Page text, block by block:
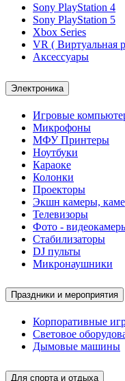
Sony PlayStation 4
Sony PlayStation 5
Xbox Series
VR ( Виртуальная
Аксессуары
Электроника
Игровые
Микрофоны
МФУ Принтеры
Ноутбуки
Караоке
Колонки
Проекторы
Экшн камеры,
Телевизоры
Фото -
Стабилизаторы
DJ пульты
Микронаушники
Праздники и мероприятия
Корпоративные
Световое
Дымовые машины
Для спорта и отдыха